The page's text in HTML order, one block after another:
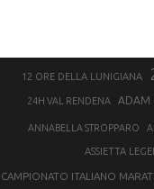
12 ORE DELLA LUNIGIANA
24H VAL RENDENA ADAM
ANNABELLA STROPPARO
ASSIETTA
CAMPIONATO ITALIANO